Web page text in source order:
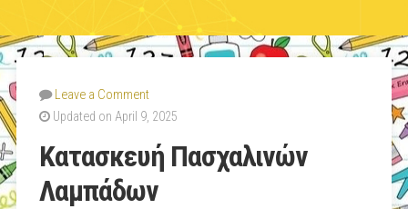
Leave a Comment
Updated on April 9, 2025
Κατασκευή Πασχαλινών
Λαμπάδων